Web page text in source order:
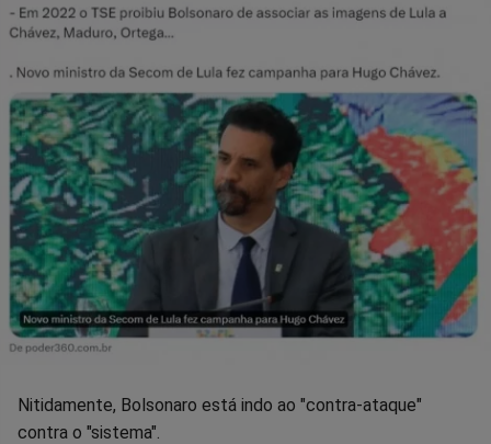
Nitidamente, Bolsonaro está indo ao "contra-ataque"
contra o "sistema".